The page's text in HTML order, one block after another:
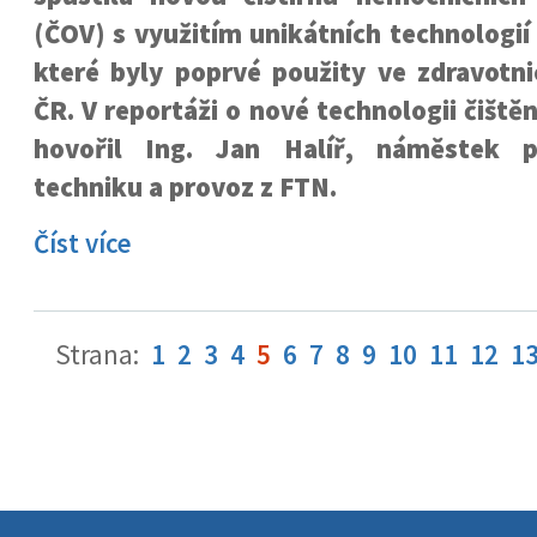
(ČOV) s využitím unikátních technologií
které byly poprvé použity ve
ČR. V reportáži o nové technologii
hovořil Ing. Jan Halíř, náměstek
techniku a provoz z FTN.
Číst více
Strana: 1 2 3 4 5 6 7 8 9 10 11 12